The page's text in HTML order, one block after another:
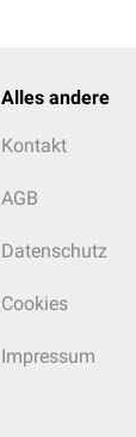
Alles andere
Kontakt
AGB
Datenschutz
Cookies
Impressum